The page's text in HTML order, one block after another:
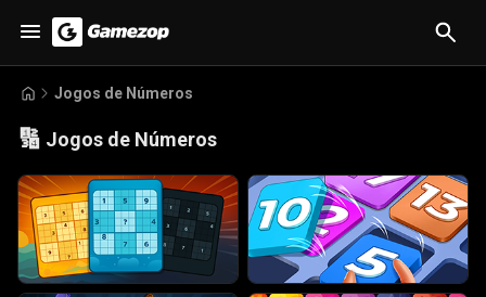
Jogos de Números
🔢 Jogos de Números